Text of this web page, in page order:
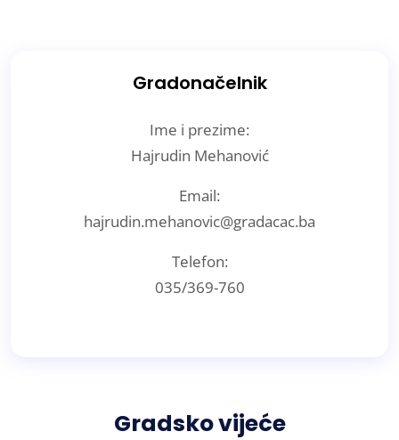
Gradonačelnik
Ime i prezime:
Hajrudin Mehanović
Email:
hajrudin.mehanovic@gradacac.ba
Telefon:
035/369-760
Gradsko vijeće